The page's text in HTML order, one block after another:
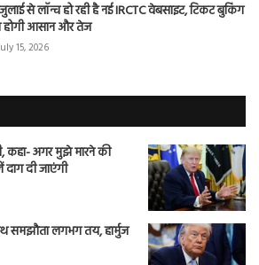
से लॉन्च हो रही है नई IRCTC वेबसाइट, टिकट बुकिंग
आसान और तेज
15, 2026
कहा- अगर मुझे मारने की
दी जाएंगी
समझौता लगभग तय, हार्मुज